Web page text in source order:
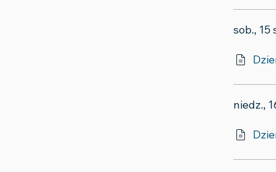
sob., 15
niedz.,